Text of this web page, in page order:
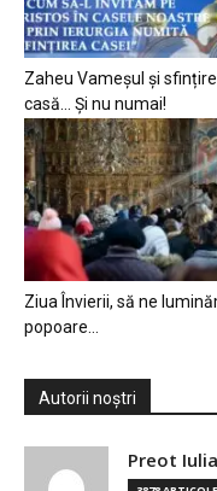
Zaheu Vameșul și
casă… Și nu numai!
Ziua Învierii, să ne
popoare…
Autorii noștri
Preot